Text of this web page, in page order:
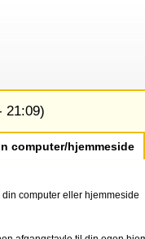
21:09)
computer/hjemmeside
din computer eller hjemmeside